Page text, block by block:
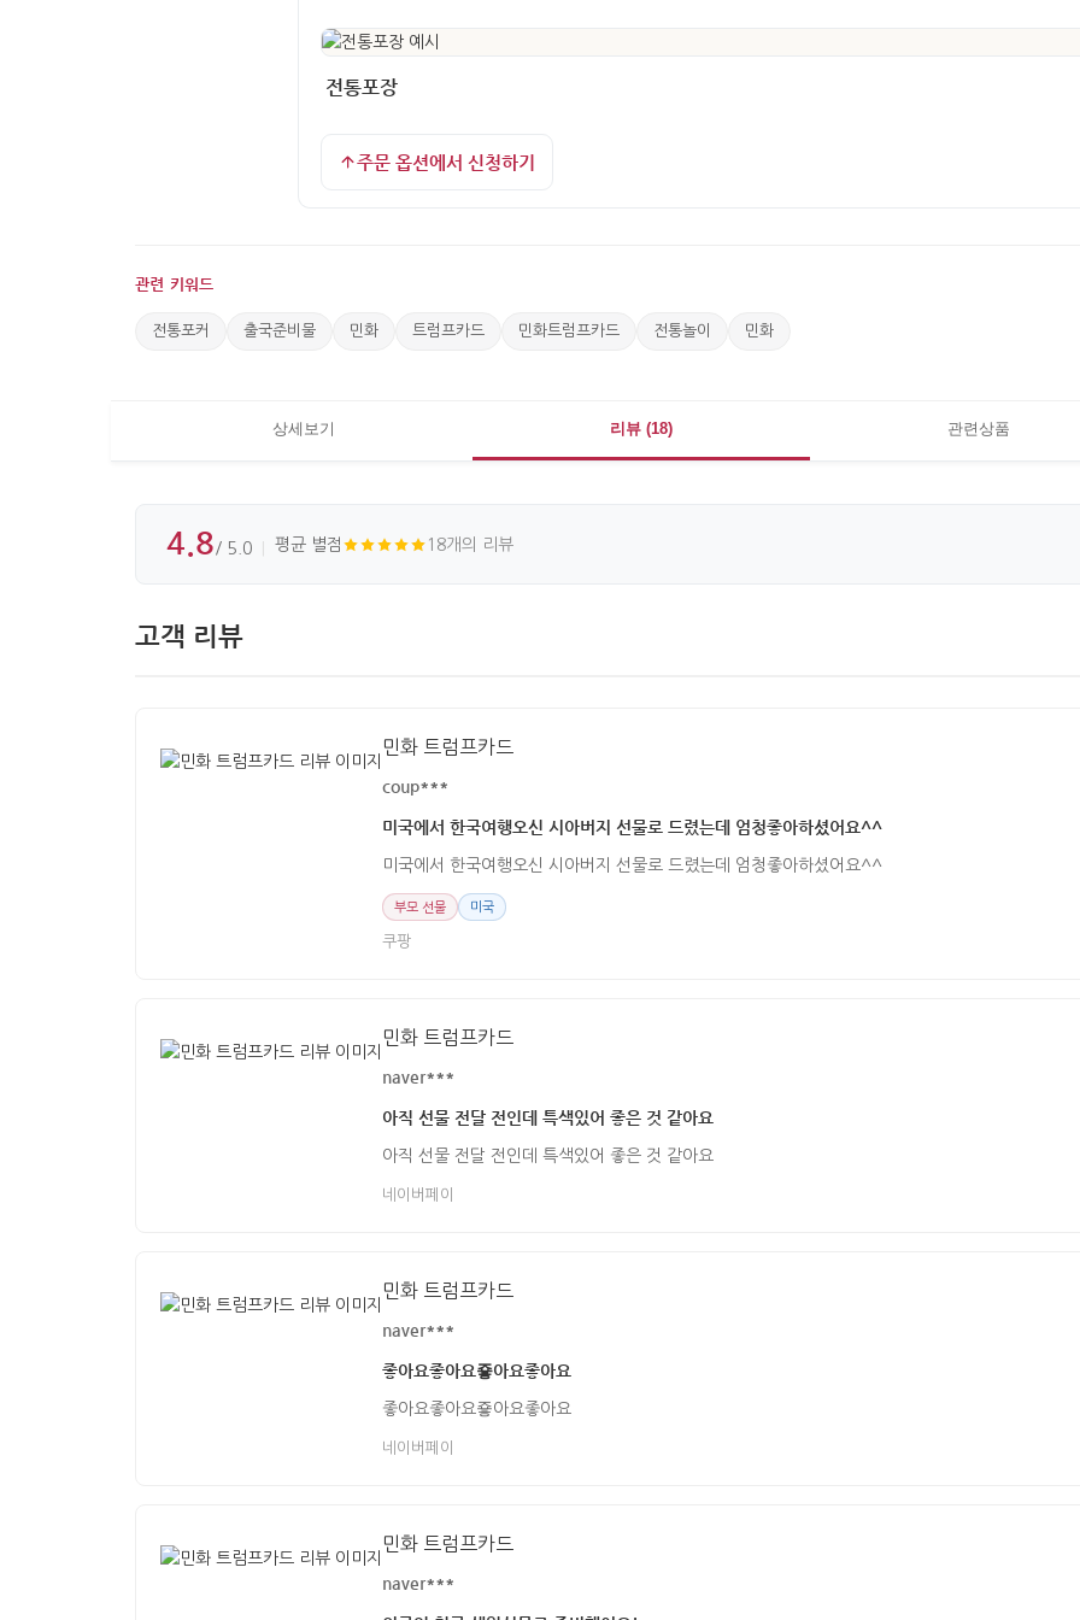
전통포장
주문 옵션에서 신청하기
관련 키워드
전통포커 출국준비물 민화 트럼프카드 민화트럼프카드 전통놀이 민화
상세보기 리뷰 (18) 관련상품
4.8/ 5.0 평균 별점 18개의 리뷰
고객 리뷰
민화 트럼프카드
coup***
미국에서 한국여행오신 시아버지 선물로 드렸는데 엄청좋아하셨어요^^
미국에서 한국여행오신 시아버지 선물로 드렸는데 엄청좋아하셨어요^^
부모 선물 미국
쿠팡
민화 트럼프카드
naver***
아직 선물 전달 전인데 특색있어 좋은 것 같아요
아직 선물 전달 전인데 특색있어 좋은 것 같아요
네이버페이
민화 트럼프카드
naver***
좋아요좋아요죻아요좋아요
좋아요좋아요죻아요좋아요
네이버페이
민화 트럼프카드
naver***